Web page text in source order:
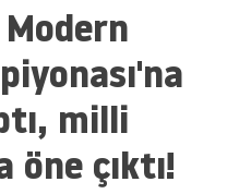
milli
öne çıktı!